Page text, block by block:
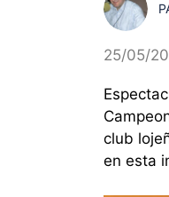
25/05/
club
en esta